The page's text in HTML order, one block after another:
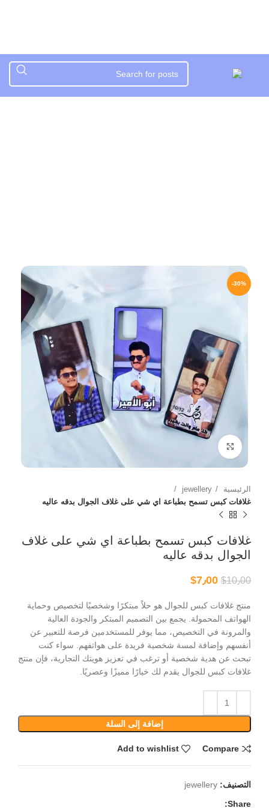
-30%
الرئيسية
jewellery
غلافات كبس تسمح بطباعة اي شي على غلاف الجوال بدقه عاليه
غلافات كبس تسمح بطباعة اي شي على غلاف
الجوال بدقه عاليه
$ 10٫00 $ 7٫00
منتج غلافات كبس للجوال هو حلاً مبتكرًا وشخصيًا لتخصيص وحماية
الهواتف المحمولة. يجمع بين التصميم المبتكر والجودة العالية
والمرونة في التخصيص، مما يوفر للمستخدمين فرصة للتعبير عن
أنفسهم وإضافة لمسة شخصية فريدة على هواتفهم. سواء كنت
تبحث عن هدية شخصية أو ترغب في تعزيز هويتك التجارية، فإن منتج
غلافات كبس للجوال يقدم لك خيارًا مميزًا وعصريًا.
إضافة إلى السلة
Compare
Add to wishlist
التصنيف: jewellery
Share: